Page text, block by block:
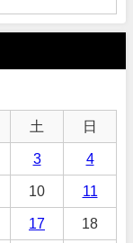
土 日
3 4
10 11
17 18